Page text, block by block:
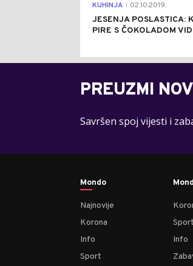
KUHINJA 02.10.2019.
JESENJA POSLASTICA:
PIRE S ČOKOLADOM
PREUZMI
Savršen spoj vijesti i
Mondo
Najnovije
Korona
Info
Sport
Sport
Info